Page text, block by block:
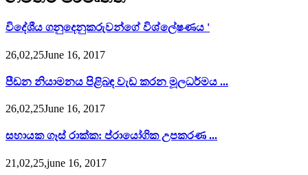
විදේශීය ගනුදෙනුකරුවන්ගේ විශ්ලේෂණය '
26,02,25June 16, 2017
පීඩන නියාමනය පිළිබඳ වැඩ කරන මූලධර්මය ...
26,02,25June 16, 2017
සහායක ගෑස් රාක්ක: ප්රායෝගික උපකරණ ...
21,02,25,june 16, 2017